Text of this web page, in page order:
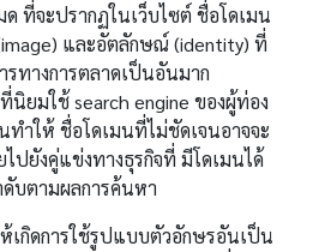
ที่จะปรากฏในเว็บไซต์ ชื่อโดเมน
และอัตลักษณ์ (identity) ที่
ทางการตลาดเป็นอันมาก
ยมใช้ search engine ของผู้ท่อง
ำให้ ชื่อโดเมนที่ไม่ชัดเจนอาจจะ
ปยังคู่แข่งทางธุรกิจที่ มีโดเมนได้
ดับตามผลการค้นหา
เกิดการใช้รูปแบบตัวอักษรอันเป็น